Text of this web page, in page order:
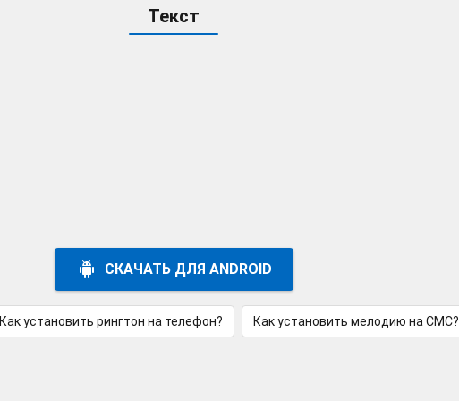
Текст
СКАЧАТЬ ДЛЯ ANDROID
Как установить рингтон на телефон? Как установить мелодию на СМС?